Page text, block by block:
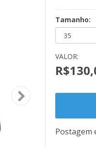
Tamanho:
VALOR:
Postagem